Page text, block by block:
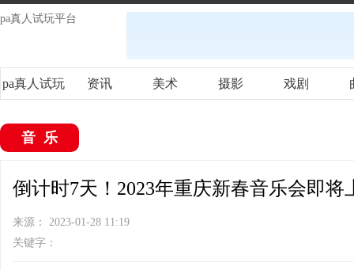
pa真人试玩平台
pa真人试玩 资讯 美术 摄影 戏剧
音乐
倒计时7天！2023年重庆新春音乐会即将
来源： 2023-01-28 11:19
关键字：